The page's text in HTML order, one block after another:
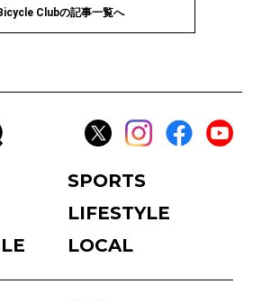
Clubの記事一覧へ
SPORTS
LIFESTYLE
LOCAL